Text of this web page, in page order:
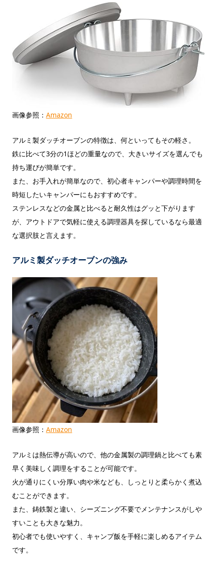
画像参照： Amazon
アルミ製ダッチオーブンの特徴は、何といってもその軽さ。
鉄に比べて3分の1ほどの重量なので、大きいサイズを選んでも
持ち運びが簡単です。
また、お手入れが簡単なので、初心者キャンパーや調理時間を
時短したいキャンパーにもおすすめです。
ステンレスなどの金属と比べると耐久性はグッと下がります
が、アウトドアで気軽に使える調理器具を探しているなら最適
な選択肢と言えます。
アルミ製ダッチオーブンの強み
画像参照： Amazon
アルミは熱伝導が高いので、他の金属製の調理鍋と比べても素
早く美味しく調理をすることが可能です。
火が通りにくい分厚い肉や米なども、しっとりと柔らかく煮込
むことができます。
また、鋳鉄製と違い、シーズニング不要でメンテナンスがしや
すいことも大きな魅力。
初心者でも使いやすく、キャンプ飯を手軽に楽しめるアイテム
です。